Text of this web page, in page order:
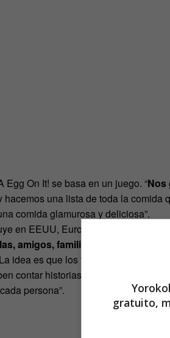
On It! se basa en un juego. “Nos
una lista de toda la comida
comida glamurosa y deliciosa”.
en EEUU, Europa y desde hace
amigos, familiares, lavaplatos,
idea es que los textos vengan
contar historias que no escriban
persona”.
gratuito,